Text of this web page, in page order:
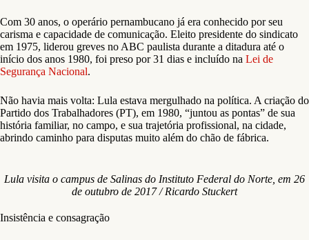
Com 30 anos, o operário pernambucano já era conhecido por seu
carisma e capacidade de comunicação. Eleito presidente do sindicato
em 1975, liderou greves no ABC paulista durante a ditadura até o
início dos anos 1980, foi preso por 31 dias e incluído na Lei de
Segurança Nacional.
Não havia mais volta: Lula estava mergulhado na política. A criação do
Partido dos Trabalhadores (PT), em 1980, “juntou as pontas” de sua
história familiar, no campo, e sua trajetória profissional, na cidade,
abrindo caminho para disputas muito além do chão de fábrica.
Lula visita o campus de Salinas do Instituto Federal do Norte, em 26
de outubro de 2017 / Ricardo Stuckert
Insistência e consagração